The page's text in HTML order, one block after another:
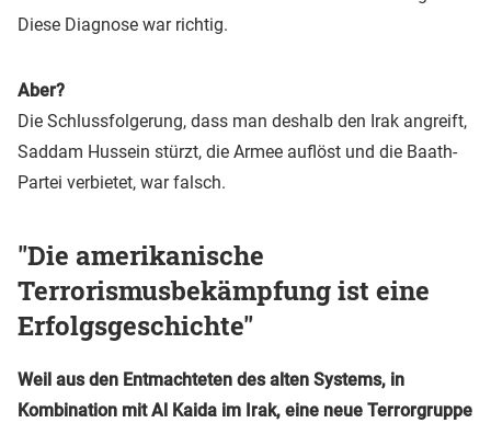
Diese Diagnose war richtig.
Aber?
Die Schlussfolgerung, dass man deshalb den Irak angreift,
Saddam Hussein stürzt, die Armee auflöst und die Baath-
Partei verbietet, war falsch.
"Die amerikanische
Terrorismusbekämpfung ist eine
Erfolgsgeschichte"
Weil aus den Entmachteten des alten Systems, in
Kombination mit Al Kaida im Irak, eine neue Terrorgruppe